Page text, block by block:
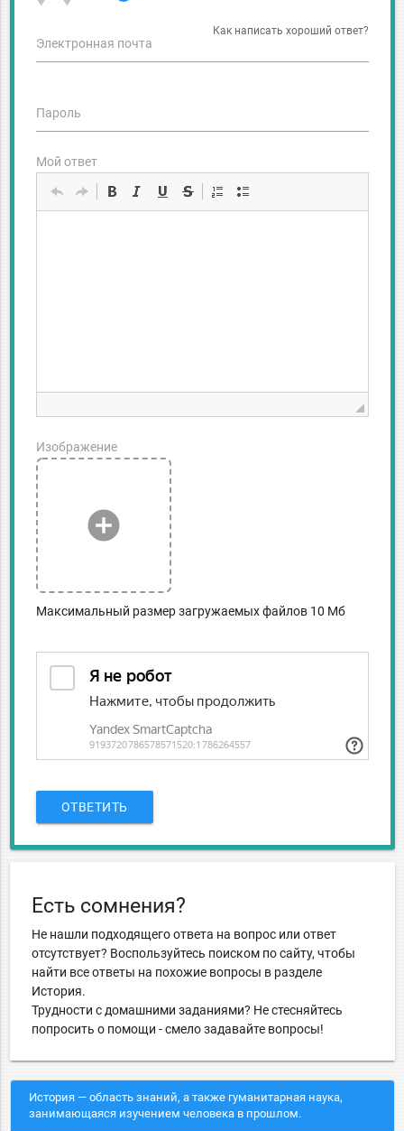
Как написать хороший ответ?
Электронная почта
Пароль
Мой ответ
add_circle
Изображение
Максимальный размер загружаемых файлов 10 Мб
ОТВЕТИТЬ
Есть сомнения?
Не нашли подходящего ответа на вопрос или ответ
отсутствует? Воспользуйтесь поиском по сайту, чтобы
найти все ответы на похожие вопросы в разделе
История.
Трудности с домашними заданиями? Не стесняйтесь
попросить о помощи - смело задавайте вопросы!
История — область знаний, а также гуманитарная наука,
занимающаяся изучением человека в прошлом.